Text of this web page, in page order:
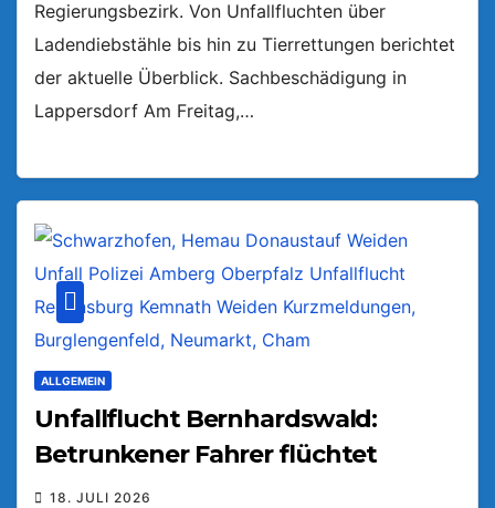
Regierungsbezirk. Von Unfallfluchten über
Ladendiebstähle bis hin zu Tierrettungen berichtet
der aktuelle Überblick. Sachbeschädigung in
Lappersdorf Am Freitag,…
ALLGEMEIN
Unfallflucht Bernhardswald:
Betrunkener Fahrer flüchtet
18. JULI 2026